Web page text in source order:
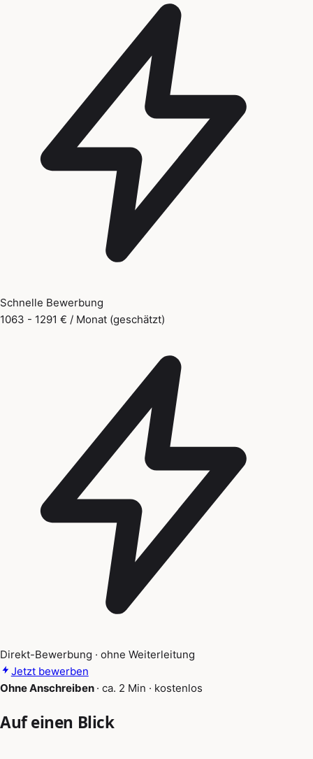
Schnelle Bewerbung
1063 - 1291 € / Monat (geschätzt)
Direkt-Bewerbung · ohne Weiterleitung
Jetzt bewerben
Ohne Anschreiben · ca. 2 Min · kostenlos
Auf einen Blick